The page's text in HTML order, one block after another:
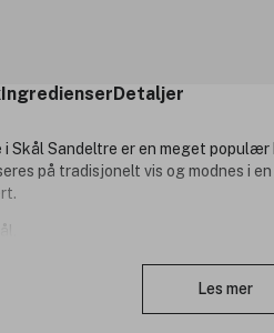
IngredienserDetaljer
i Skål Sandeltre er en meget
på tradisjonelt vis og modnes i
- Ingen mineralolje - Ingen
Les mer